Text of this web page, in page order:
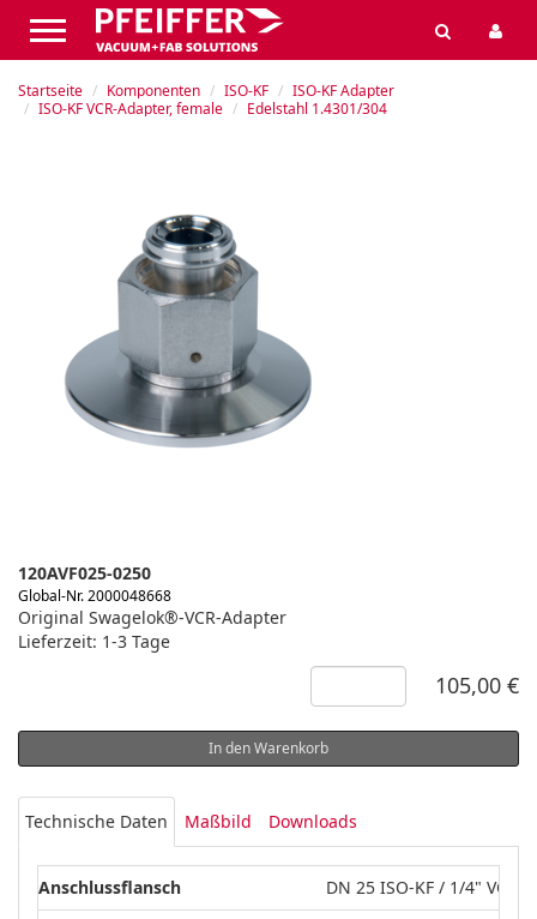
Startseite Komponenten ISO-KF
ISO-KF Adapter
ISO-KF VCR-Adapter, female
Edelstahl 1.4301/304
120AVF025-0250
Global-Nr. 2000048668
Original Swagelok®-VCR-Adapter
Lieferzeit: 1-3 Tage
105,00 €
In den Warenkorb
Technische Daten Maßbild Downloads
Anschlussflansch
DN 25 ISO-KF / 1/4" VCR